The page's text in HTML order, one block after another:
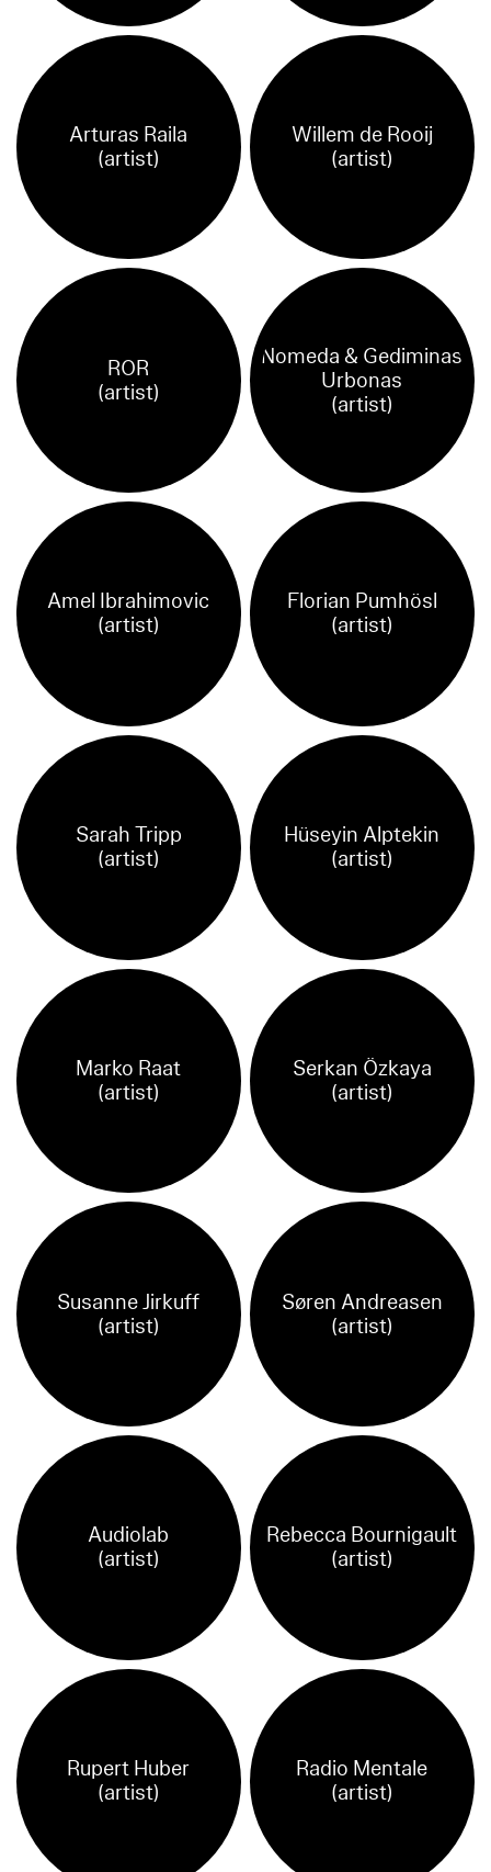
Arturas Raila
(artist)
Willem de Rooij
(artist)
ROR
(artist)
Nomeda & Gediminas
Urbonas
(artist)
Amel Ibrahimovic
(artist)
Florian Pumhösl
(artist)
Sarah Tripp
(artist)
Hüseyin Alptekin
(artist)
Marko Raat
(artist)
Serkan Özkaya
(artist)
Susanne Jirkuff
(artist)
Søren Andreasen
(artist)
Audiolab
(artist)
Rebecca Bournigault
(artist)
Rupert Huber
(artist)
Radio Mentale
(artist)